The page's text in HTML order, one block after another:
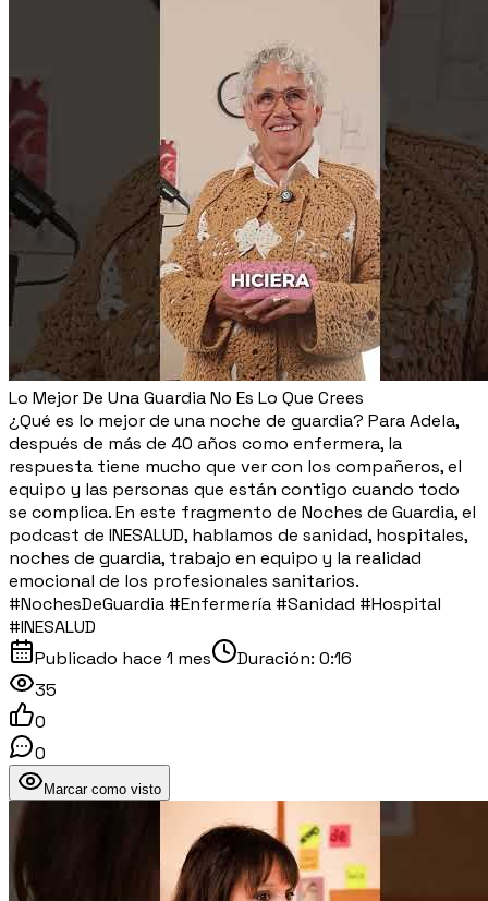
Lo Mejor De Una Guardia No Es Lo Que Crees
¿Qué es lo mejor de una noche de guardia? Para Adela,
después de más de 40 años como enfermera, la
respuesta tiene mucho que ver con los compañeros, el
equipo y las personas que están contigo cuando todo
se complica. En este fragmento de Noches de Guardia, el
podcast de INESALUD, hablamos de sanidad, hospitales,
noches de guardia, trabajo en equipo y la realidad
emocional de los profesionales sanitarios.
#NochesDeGuardia #Enfermería #Sanidad #Hospital
#INESALUD
Publicado hace 1 mes Duración: 0:16
35
0
0
Marcar como visto